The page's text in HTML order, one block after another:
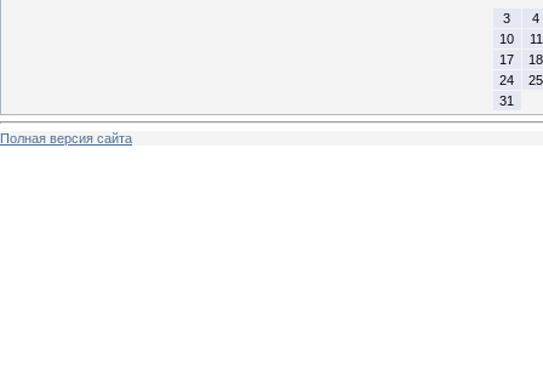
3
4
10
11
17
18
24
25
31
Полная версия сайта